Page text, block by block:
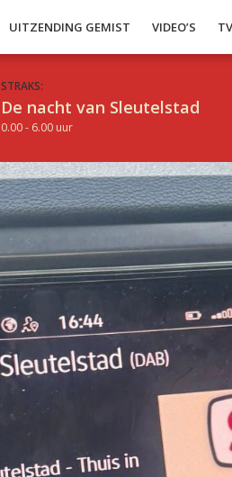
UITZENDING GEMIST VIDEO’S TV
STRAKS:
De nacht van Sleutelstad
0.00 - 6.00 uur